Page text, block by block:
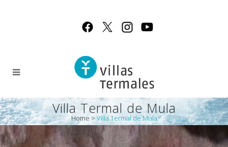
Villa Termal de Mula
Home>Villa Termal de Mula